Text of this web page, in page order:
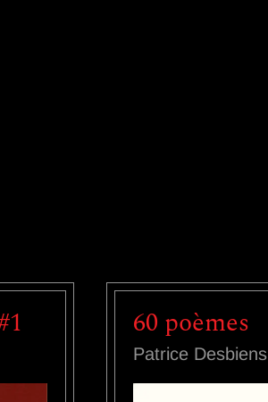
60 poèmes
Patrice Desbiens